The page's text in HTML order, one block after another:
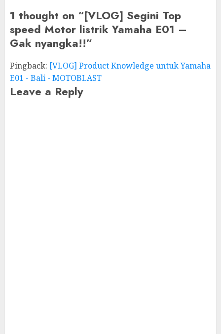
1 thought on “[VLOG] Segini Top
speed Motor listrik Yamaha E01 –
Gak nyangka!!”
Pingback: [VLOG] Product Knowledge untuk Yamaha
E01 - Bali - MOTOBLAST
Leave a Reply